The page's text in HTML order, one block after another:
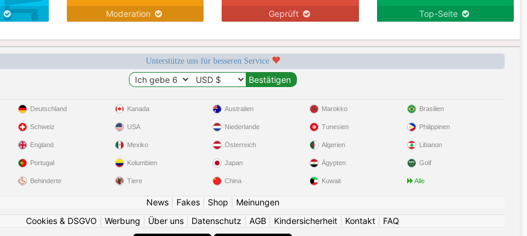
Moderation Geprüft Top-Seite
Unterstütze uns für besseren Service
Deutschland
Schweiz
England
Portugal
Behinderte
Kanada
USA
Mexiko
Kolumbien
Tiere
Australien
Niederlande
Österreich
Japan
China
Marokko
Tunesien
Algerien
Ägypten
Kuwait
Brasilien
Philippinen
Libanon
Golf
Alle
News| Fakes| Shop
Meinungen
Cookies & DSGVO
Werbung Über uns Datenschutz AGB Kindersicherheit Kontakt FAQ